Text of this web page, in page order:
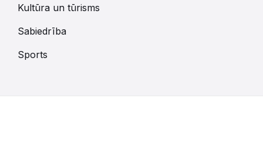
Kultūra un tūrisms
Sabiedrība
Sports